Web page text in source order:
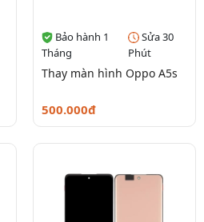
Bảo hành 1
Tháng
Sửa 30
Phút
Thay màn hình Oppo A5s
500.000đ